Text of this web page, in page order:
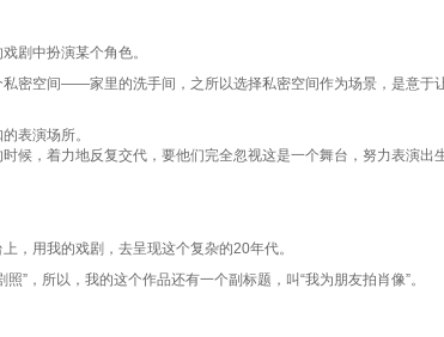
剧中扮演某个角色。
密空间——家里的洗手间，之所以选择私密空间作为场景，是意于
表演场所。
候，着力地反复交代，要他们完全忽视这是一个舞台，努力表演出
，用我的戏剧，去呈现这个复杂的20年代。
”，所以，我的这个作品还有一个副标题，叫“我为朋友拍肖像”。